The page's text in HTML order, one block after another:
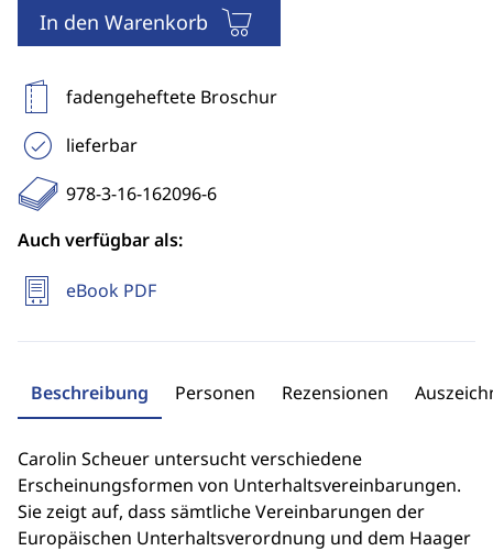
In den Warenkorb
fadengeheftete Broschur
lieferbar
978-3-16-162096-6
Auch verfügbar als:
eBook PDF
Beschreibung Personen Rezensionen
Carolin Scheuer untersucht verschiedene
Erscheinungsformen von Unterhaltsvereinbarungen.
Sie zeigt auf, dass sämtliche Vereinbarungen der
Europäischen Unterhaltsverordnung und dem Haager